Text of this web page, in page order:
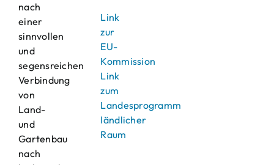
nach
einer
sinnvollen
und
segensreichen
Verbindung
von
Land-
und
Gartenbau
nach
Link
zur
EU-
Kommission
Link
zum
Landesprogramm
ländlicher
Raum